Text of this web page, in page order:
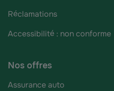
Réclamations
Accessibilité : non conforme
Nos offres
Assurance auto